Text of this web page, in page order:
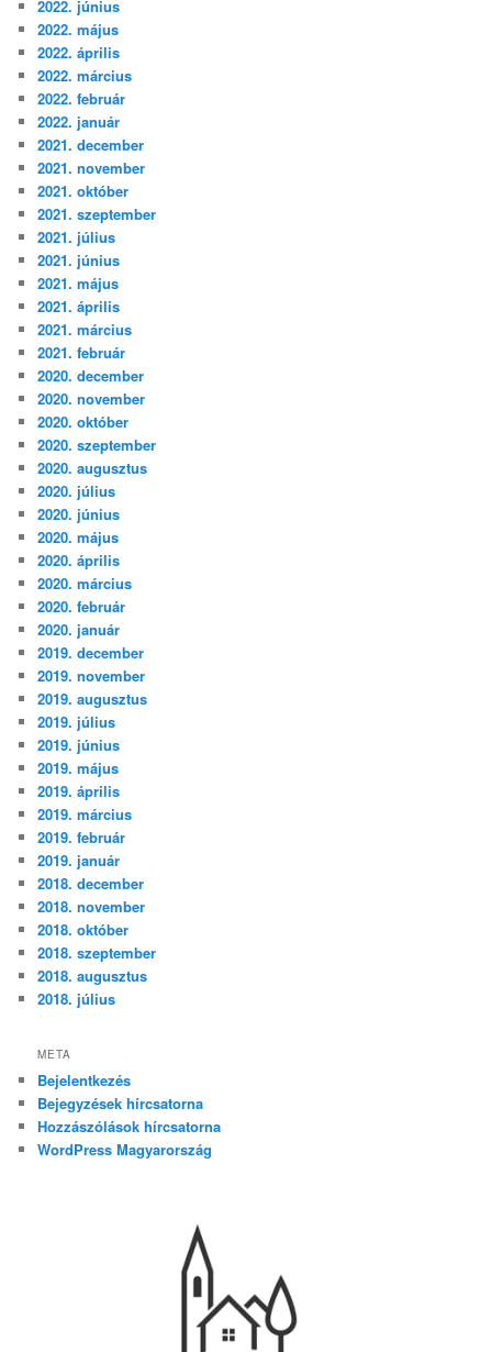
2022. június
2022. május
2022. április
2022. március
2022. február
2022. január
2021. december
2021. november
2021. október
2021. szeptember
2021. július
2021. június
2021. május
2021. április
2021. március
2021. február
2020. december
2020. november
2020. október
2020. szeptember
2020. augusztus
2020. július
2020. június
2020. május
2020. április
2020. március
2020. február
2020. január
2019. december
2019. november
2019. augusztus
2019. július
2019. június
2019. május
2019. április
2019. március
2019. február
2019. január
2018. december
2018. november
2018. október
2018. szeptember
2018. augusztus
2018. július
META
Bejelentkezés
Bejegyzések hírcsatorna
Hozzászólások hírcsatorna
WordPress Magyarország